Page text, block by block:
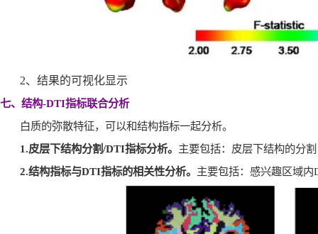
2、结果的可视化显示
七、结构-DTI指标联合分析
白质的弥散特征，可以和结构指标一起分析。
1.皮层下结构分割/DTI指标分析。 主要包括：皮层下结构的分
2.结构指标与DTI指标的相关性分析。 主要包括：感兴趣区域内